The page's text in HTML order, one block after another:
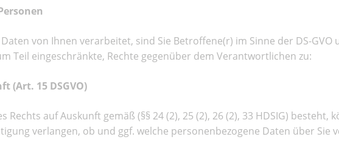
von Ihnen verarbeitet, sind Sie Betroffene(r) im Sinne der DS-
Teil eingeschränkte, Rechte gegenüber dem Verantwortlichen zu:
(Art. 15 DSGVO)
Rechts auf Auskunft gemäß (§§ 24 (2), 25 (2), 26 (2), 33 HDSIG) besteht,
verlangen, ob und ggf. welche personenbezogene Daten über Sie